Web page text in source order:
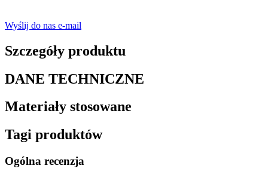
Wyślij do nas e-mail
Szczegóły produktu
DANE TECHNICZNE
Materiały stosowane
Tagi produktów
Ogólna recenzja